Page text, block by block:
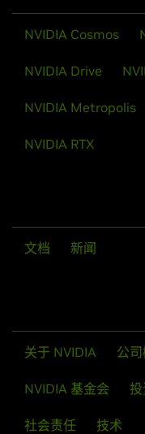
NVIDIA Cosmos
NVIDIA Drive
NVIDIA Metropolis
NVIDIA RTX
文档 新闻
关于 NVIDIA 公
NVIDIA 基金会
社会责任 技术